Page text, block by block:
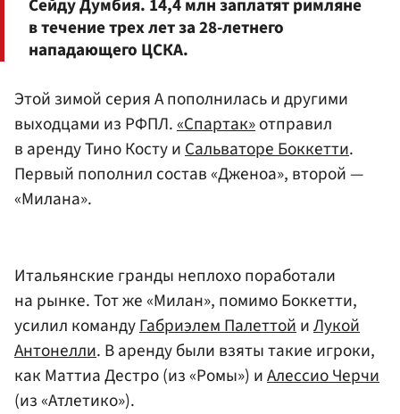
в течение трех лет за 28-летнего
нападающего ЦСКА.
Этой зимой серия А пополнилась и другими
выходцами из РФПЛ.«Спартак»отправил
в аренду Тино Косту иСальваторе Боккетти.
Первый пополнил состав «Дженоа», второй —
«Милана».
Итальянские гранды неплохо поработали
на рынке. Тот же «Милан», помимо Боккетти,
усилил командуГабриэлем ПалеттойиЛукой
Антонелли. В аренду были взяты такие игроки,
как Маттиа Дестро (из «Ромы») иАлессио Черчи
(из «Атлетико»).